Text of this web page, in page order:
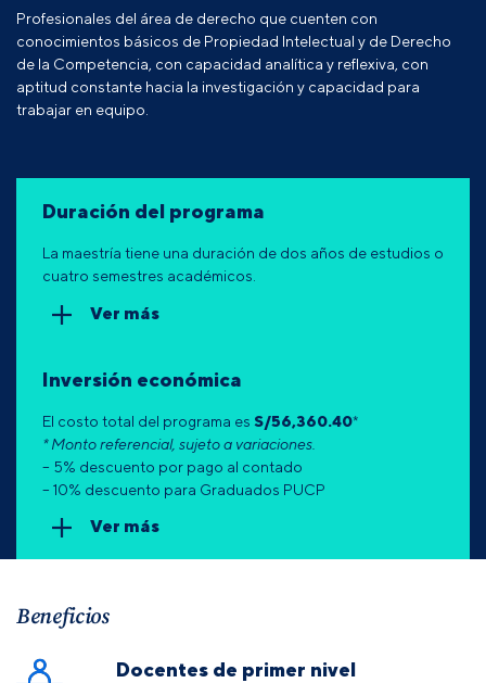
Profesionales del área de derecho que cuenten con
conocimientos básicos de Propiedad Intelectual y de Derecho
de la Competencia, con capacidad analítica y reflexiva, con
aptitud constante hacia la investigación y capacidad para
trabajar en equipo.
Duración del programa
La maestría tiene una duración de dos años de estudios o
cuatro semestres académicos.
Ver más
Inversión económica
El costo total del programa es S/56,360.40*
* Monto referencial, sujeto a variaciones.
– 5% descuento por pago al contado
– 10% descuento para Graduados PUCP
Ver más
Beneficios
Docentes de primer nivel